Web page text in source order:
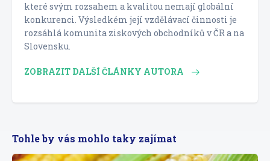
které svým rozsahem a kvalitou nemají globální
konkurenci. Výsledkém její vzdělávací činnosti je
rozsáhlá komunita ziskových obchodníků v ČR a na
Slovensku.
ZOBRAZIT DALŠÍ ČLÁNKY AUTORA
Tohle by vás mohlo taky zajímat